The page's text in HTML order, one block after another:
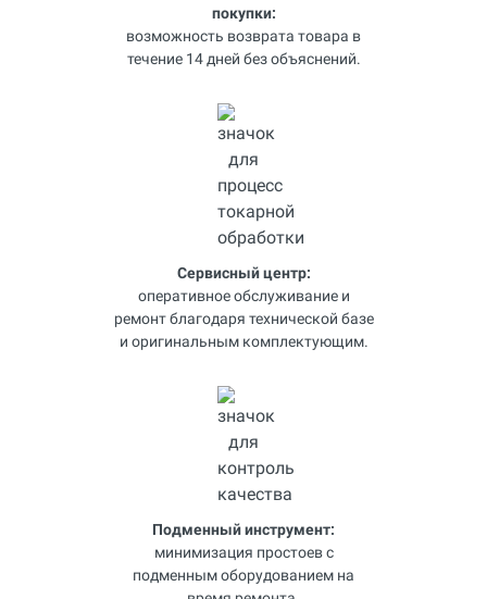
покупки:
возможность возврата товара в
течение 14 дней без объяснений.
Сервисный центр:
оперативное обслуживание и
ремонт благодаря технической базе
и оригинальным комплектующим.
Подменный инструмент:
минимизация простоев с
подменным оборудованием на